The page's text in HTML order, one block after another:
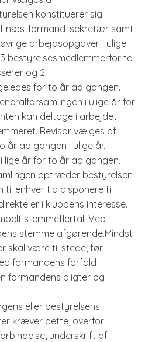
konstituerer sig
næstformand, sekretær samt
arbejdsopgaver. I ulige
bestyrelsesmedlemmerfor to
og 2
for to år ad gangen.
i ulige år for
kan deltage i arbejdet i
Revisor vælges af
år ad gangen i ulige år.
lige år for to år ad gangen.
optræder bestyrelsen
til enhver tid disponere til
er i klubbens interesse.
stemmeflertal. Ved
stemme afgørende.Mindst
skal være til stede, før
formandens forfald
formandens pligter og
eller bestyrelsens
kræver dette, overfor
underskrift af